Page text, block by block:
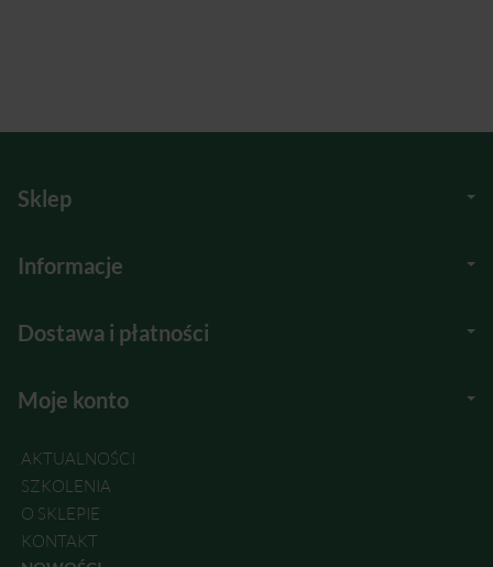
Sklep
Informacje
Dostawa i płatności
Moje konto
AKTUALNOŚCI
SZKOLENIA
O SKLEPIE
KONTAKT